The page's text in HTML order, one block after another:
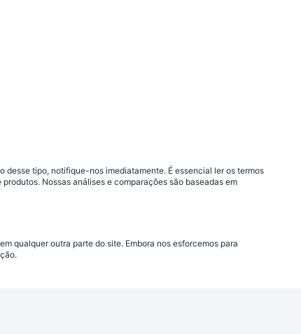
tipo, notifique-nos imediatamente. É essencial ler os termos
Nossas análises e comparações são baseadas em
qualquer outra parte do site. Embora nos esforcemos para